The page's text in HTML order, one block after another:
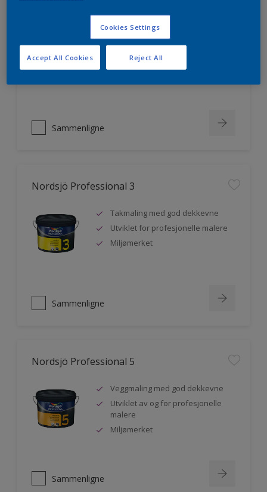
Refleksfri takmaling med ekstra
god dekkevne
Godt egnet til nyproduksjon
Sammenligne
Nordsjö Professional 3
Takmaling med god dekkevne
Utviklet for profesjonelle malere
Miljømerket
Sammenligne
Nordsjö Professional 5
Veggmaling med god dekkevne
Utviklet av og for profesjonelle
malere
Miljømerket
Sammenligne
Cookies Settings
Reject All
Accept All Cookies